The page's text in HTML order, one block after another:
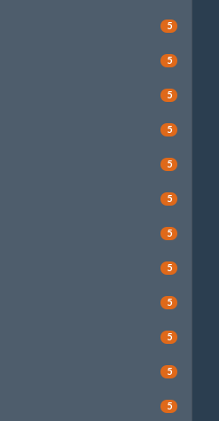
5
5
5
5
5
5
5
5
5
5
5
5